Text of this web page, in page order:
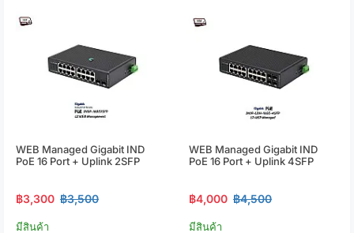
WEB Managed Gigabit IND
PoE 16 Port + Uplink 2SFP
฿3,300 ฿3,500
มีสินค้า
WEB Managed Gigabit IND
PoE 16 Port + Uplink 4SFP
฿4,000 ฿4,500
มีสินค้า